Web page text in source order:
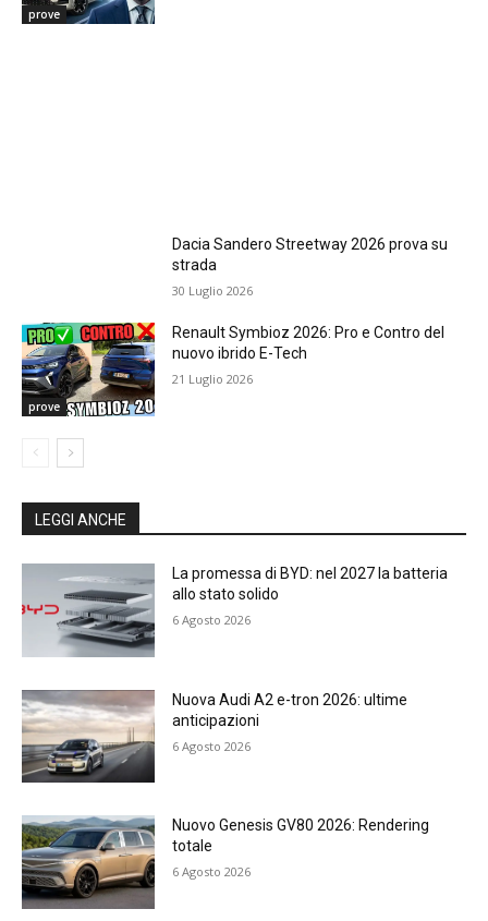
prove
Dacia Sandero Streetway 2026 prova su
strada
30 Luglio 2026
prove
Renault Symbioz 2026: Pro e Contro del
nuovo ibrido E-Tech
21 Luglio 2026
LEGGI ANCHE
La promessa di BYD: nel 2027 la batteria
allo stato solido
6 Agosto 2026
Nuova Audi A2 e-tron 2026: ultime
anticipazioni
6 Agosto 2026
Nuovo Genesis GV80 2026: Rendering
totale
6 Agosto 2026